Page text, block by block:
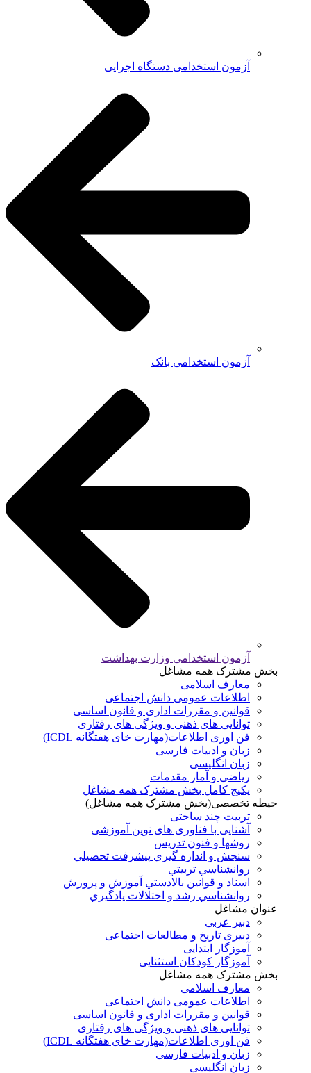
آزمون استخدامی دستگاه اجرایی
آزمون استخدامی بانک
آزمون استخدامی وزارت بهداشت
بخش مشترک همه مشاغل
معارف اسلامی
اطلاعات عمومی دانش اجتماعی
قوانین و مقررات اداری و قانون اساسی
توانایی های ذهنی و ویژگی های رفتاری
فن اوری اطلاعات(مهارت خای هفتگانه ICDL)
زبان و ادبیات فارسی
زبان انگلیسی
ریاضی و آمار مقدمات
پکیج کامل بخش مشترک همه مشاغل
حیطه تخصصی(بخش مشترک همه مشاغل)
تربیت چند ساحتی
آشنایی با فناوری های نوین آموزشی
روشها و فنون تدريس
سنجش و اندازه گيري پيشرفت تحصيلي
روانشناسي تربيتي
اسناد و قوانين بالادستي آموزش و پرورش
روانشناسي رشد و اختلالات يادگيري
عنوان مشاغل
دبير عربی
دبیری تاریخ و مطالعات اجتماعی
آموزگار ابتدایی
آموزگار کودکان استثنایی
بخش مشترک همه مشاغل
معارف اسلامی
اطلاعات عمومی دانش اجتماعی
قوانین و مقررات اداری و قانون اساسی
توانایی های ذهنی و ویژگی های رفتاری
فن اوری اطلاعات(مهارت خای هفتگانه ICDL)
زبان و ادبیات فارسی
زبان انگلیسی